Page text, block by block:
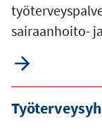
sairaanhoito-